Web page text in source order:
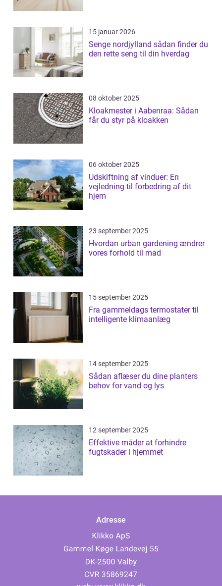
15 januar 2026
Senge nordjylland sådan finder du
den rette seng til din hverdag
08 oktober 2025
Kloakmester i Aabenraa: Sådan
får du styr på kloakken
06 oktober 2025
Udskiftning af vinduer: En
vejledning til forbedring af dit
hjem
23 september 2025
Hvordan urban gardening ændrer
vores forhold til mad
15 september 2025
Fra gammeldags termostater til
intelligente klimaanlæg
14 september 2025
Sådan aflæser du dine planters
behov for vand og lys
12 september 2025
Effektive måder at forhindre
fugtskader i hjemmet
Adresse